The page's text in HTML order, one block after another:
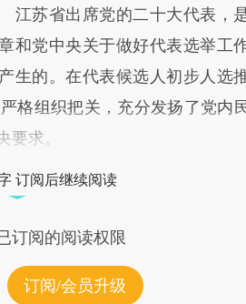
观点和立场。推荐点击链接阅读
校验。
苏省出席党的二十大代表，
和党中央关于做好代表选举工
生的。在代表候选人初步人选
格组织把关，充分发扬了党内
求。
订阅后继续阅读
订阅的阅读权限
订阅/会员升级